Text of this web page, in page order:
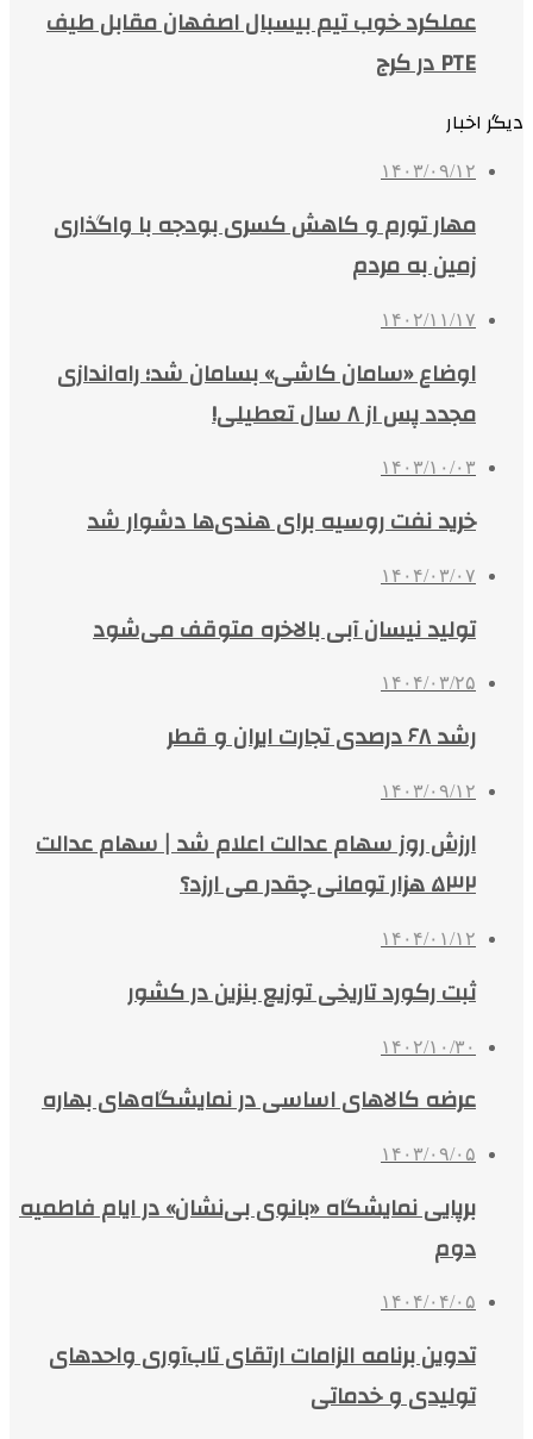
عملکرد خوب تیم بیسبال اصفهان مقابل طیف
PTE در کرج
دیگر اخبار
۱۴۰۳/۰۹/۱۲
مهار تورم و کاهش کسری بودجه با واگذاری
زمین‌ به مردم
۱۴۰۲/۱۱/۱۷
اوضاع «سامان کاشی» بسامان شد؛ راه‌اندازی
مجدد پس از ۸ سال تعطیلی!
۱۴۰۳/۱۰/۰۳
خرید نفت روسیه برای هندی‌ها دشوار شد
۱۴۰۴/۰۳/۰۷
تولید نیسان آبی بالاخره متوقف می‌شود
۱۴۰۴/۰۳/۲۵
رشد ۶۸ درصدی تجارت ایران و قطر
۱۴۰۳/۰۹/۱۲
ارزش روز سهام عدالت اعلام شد | سهام عدالت
۵۳۲ هزار تومانی چقدر می ارزد؟
۱۴۰۴/۰۱/۱۲
ثبت رکورد تاریخی توزیع بنزین در کشور
۱۴۰۲/۱۰/۳۰
عرضه کالاهای اساسی در نمایشگاه‌های بهاره
۱۴۰۳/۰۹/۰۵
برپایی نمایشگاه «بانوی بی‌نشان» در ایام فاطمیه
دوم
۱۴۰۴/۰۴/۰۵
تدوین برنامه الزامات ارتقای تاب‌آوری واحدهای
تولیدی و خدماتی